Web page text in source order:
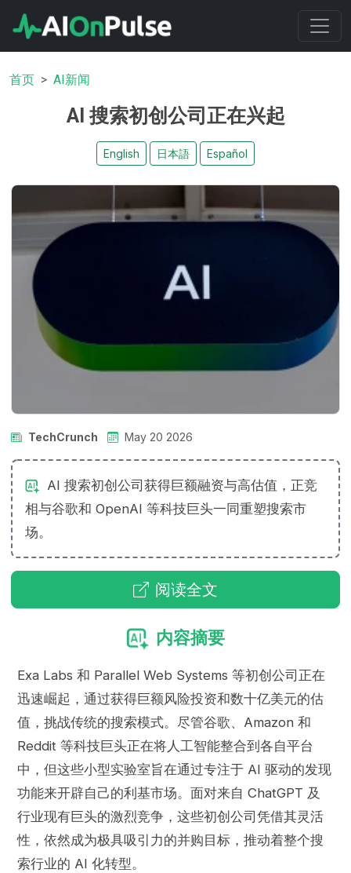
首页 AI新闻
AI 搜索初创公司正在兴起
English 日本語 Español
TechCrunch May 20 2026
AI 搜索初创公司获得巨额融资与高估值，正竞
相与谷歌和 OpenAI 等科技巨头一同重塑搜索市
场。
阅读全文
内容摘要
Exa Labs 和 Parallel Web Systems 等初创公司正在
迅速崛起，通过获得巨额风险投资和数十亿美元的估
值，挑战传统的搜索模式。尽管谷歌、Amazon 和
Reddit 等科技巨头正在将人工智能整合到各自平台
中，但这些小型实验室旨在通过专注于 AI 驱动的发现
功能来开辟自己的利基市场。面对来自 ChatGPT 及
行业现有巨头的激烈竞争，这些初创公司凭借其灵活
性，依然成为极具吸引力的并购目标，推动着整个搜
索行业的 AI 化转型。